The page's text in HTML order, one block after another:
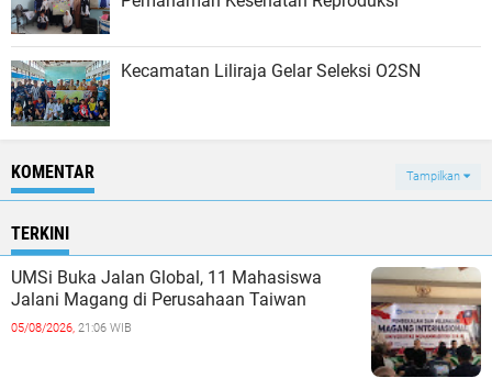
Kecamatan Liliraja Gelar Seleksi O2SN
KOMENTAR Tampilkan
TERKINI
UMSi Buka Jalan Global, 11 Mahasiswa
Jalani Magang di Perusahaan Taiwan
05/08/2026, 21:06 WIB